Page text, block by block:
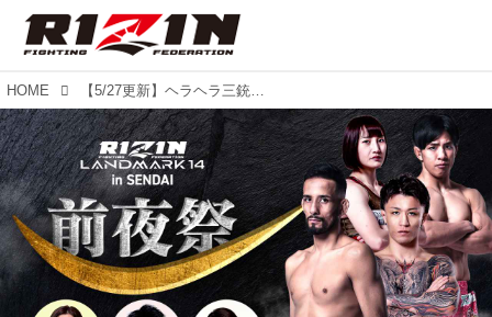
HOME 【5/27更新】ヘラヘラ三銃士さおりん、鈴木アナ、くるみの参加が決定！5/9（土）開催決定！RIZIN LANDMARK 14 in SENDAI前夜祭